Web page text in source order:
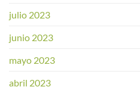
julio 2023
junio 2023
mayo 2023
abril 2023